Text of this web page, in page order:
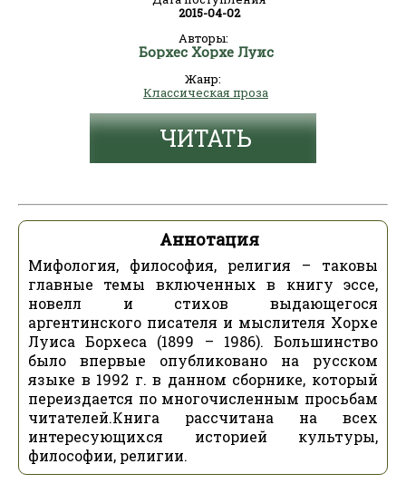
2015-04-02
Авторы:
Борхес Хорхе Луис
Жанр:
Классическая проза
ЧИТАТЬ
Аннотация
Мифология, философия, религия – таковы
главные темы включенных в книгу эссе,
новелл и стихов выдающегося
аргентинского писателя и мыслителя Хорхе
Луиса Борхеса (1899 – 1986). Большинство
было впервые опубликовано на русском
языке в 1992 г. в данном сборнике, который
переиздается по многочисленным просьбам
читателей.Книга рассчитана на всех
интересующихся историей культуры,
философии, религии.